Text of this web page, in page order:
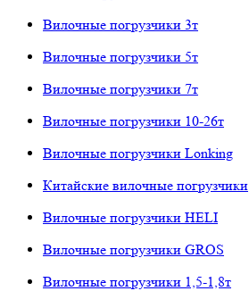
Вилочные погрузчики 3т
Вилочные погрузчики 5т
Вилочные погрузчики 7т
Вилочные погрузчики 10-26т
Вилочные погрузчики Lonking
Китайские вилочные погрузчики
Вилочные погрузчики HELI
Вилочные погрузчики GROS
Вилочные погрузчики 1,5-1,8т